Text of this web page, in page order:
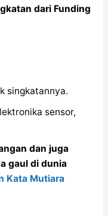
dari Funding
singkatannya.
sensor,
dan juga
gaul di dunia
Kata Mutiara